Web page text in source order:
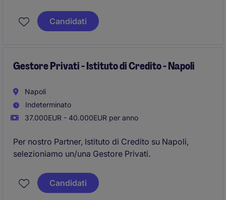
Candidati
Gestore Privati - Istituto di Credito - Napoli
Napoli
Indeterminato
37.000EUR - 40.000EUR per anno
Per nostro Partner, Istituto di Credito su Napoli,
selezioniamo un/una Gestore Privati.
Candidati